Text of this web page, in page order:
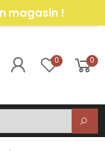
magasin !
0 0